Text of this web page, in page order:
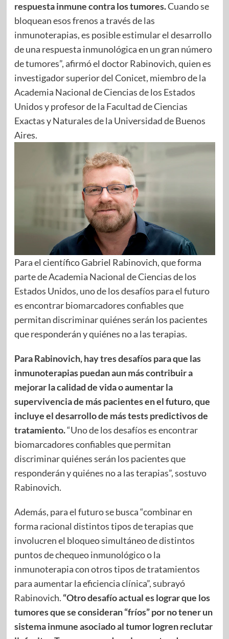
respuesta inmune contra los tumores.Cuando se
bloquean esos frenos a través de las
inmunoterapias, es posible estimular el desarrollo
de una respuesta inmunológica en un gran número
de tumores”, afirmó el doctor Rabinovich, quien es
investigador superior del Conicet, miembro de la
Academia Nacional de Ciencias de los Estados
Unidos y profesor de la Facultad de Ciencias
Exactas y Naturales de la Universidad de Buenos
Aires.
Para el científico Gabriel Rabinovich, que forma
parte de Academia Nacional de Ciencias de los
Estados Unidos, uno de los desafíos para el futuro
es encontrar biomarcadores confiables que
permitan discriminar quiénes serán los pacientes
que responderán y quiénes no a las terapias.
Para Rabinovich, hay tres desafíos para que las
inmunoterapias puedan aun más contribuir a
mejorar la calidad de vida o aumentar la
supervivencia de más pacientes en el futuro, que
incluye el desarrollo de más tests predictivos de
tratamiento.“Uno de los desafíos es encontrar
biomarcadores confiables que permitan
discriminar quiénes serán los pacientes que
responderán y quiénes no a las terapias”, sostuvo
Rabinovich.
Además, para el futuro se busca “combinar en
forma racional distintos tipos de terapias que
involucren el bloqueo simultáneo de distintos
puntos de chequeo inmunológico o la
inmunoterapia con otros tipos de tratamientos
para aumentar la eficiencia clínica”, subrayó
Rabinovich. “Otro desafío actual es lograr que los
tumores que se consideran “fríos” por no tener un
sistema inmune asociado al tumor logren reclutar